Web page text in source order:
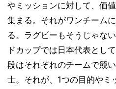
やミッションに対して、価
集まる。それがワンチーム
る。ラグビーもそうじゃな
ドカップでは日本代表とし
段はそれぞれのチームで競
士。それが、1つの目的やミ